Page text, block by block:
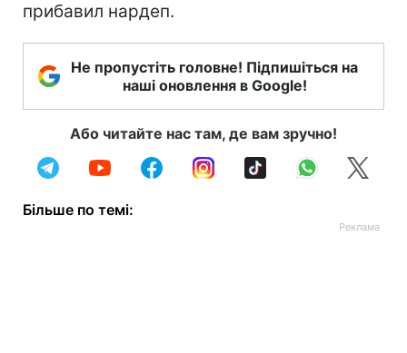
прибавил нардеп.
Не пропустіть головне! Підпишіться на
наші оновлення в Google!
Або читайте нас там, де вам зручно!
Більше по темі: